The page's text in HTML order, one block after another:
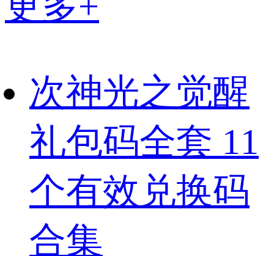
次神光之觉醒
礼包码全套 11
个有效兑换码
合集